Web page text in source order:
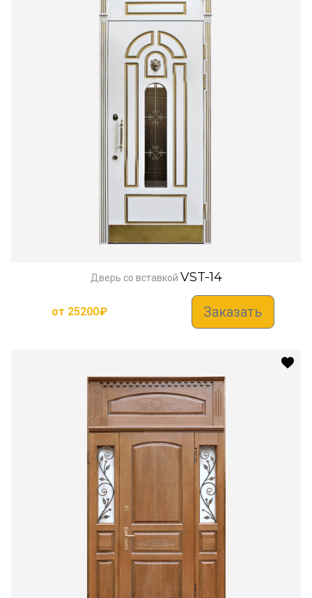
Дверь со вставкой VST-14
от 25200₽ Заказать